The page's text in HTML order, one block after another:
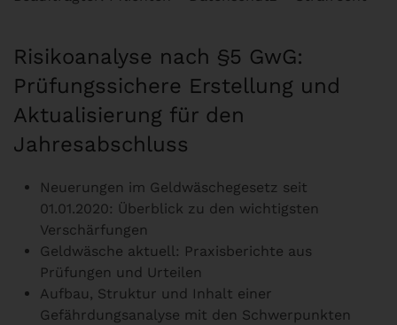
Risikoanalyse nach §5 GwG:
Prüfungssichere Erstellung und
Aktualisierung für den
Jahresabschluss
Neuerungen im Geldwäschegesetz seit
01.01.2020: Überblick zu den wichtigsten
Verschärfungen
Geldwäsche aktuell: Praxisberichte aus
Prüfungen und Urteilen
Aufbau, Struktur und Inhalt einer
Gefährdungsanalyse mit den Schwerpunkten